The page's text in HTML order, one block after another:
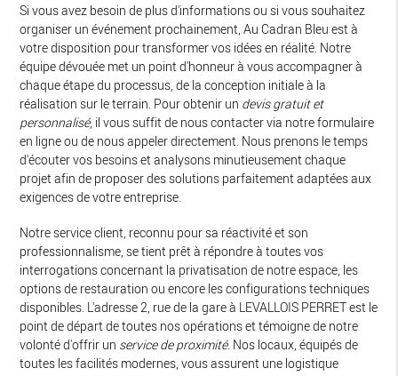
Si vous avez besoin de plus d'informations ou si vous souhaitez
organiser un événement prochainement, Au Cadran Bleu est à
votre disposition pour transformer vos idées en réalité. Notre
équipe dévouée met un point d'honneur à vous accompagner à
chaque étape du processus, de la conception initiale à la
réalisation sur le terrain. Pour obtenir un devis gratuit et
personnalisé, il vous suffit de nous contacter via notre formulaire
en ligne ou de nous appeler directement. Nous prenons le temps
d'écouter vos besoins et analysons minutieusement chaque
projet afin de proposer des solutions parfaitement adaptées aux
exigences de votre entreprise.
Notre service client, reconnu pour sa réactivité et son
professionnalisme, se tient prêt à répondre à toutes vos
interrogations concernant la privatisation de notre espace, les
options de restauration ou encore les configurations techniques
disponibles. L'adresse 2, rue de la gare à LEVALLOIS PERRET est le
point de départ de toutes nos opérations et témoigne de notre
volonté d'offrir un service de proximité. Nos locaux, équipés de
toutes les facilités modernes, vous assurent une logistique